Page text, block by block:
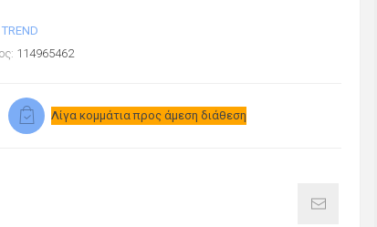
TREND
114965462
Λίγα κομμάτια προς άμεση διάθεση